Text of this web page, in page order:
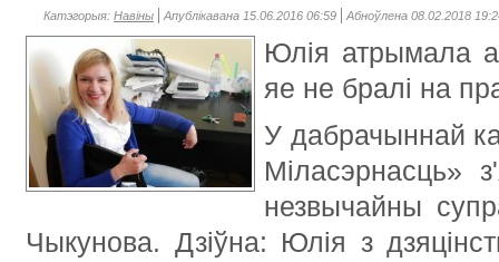
Катэгорыя: Навіны Апублікавана 15.06.2016 06:59 Абноўлена 08.02.2018
Юлія атрымала
яе не бралі на
У дабрачыннай
Міласэрнасць»
незвычайны
Чыкунова. Дзіўна: Юлія з